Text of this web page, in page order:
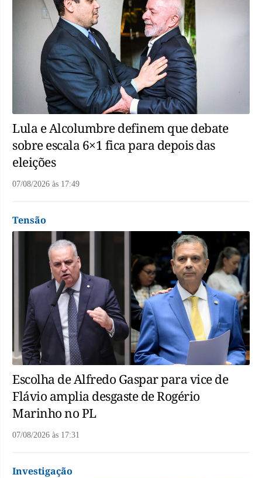
Lula e Alcolumbre definem que debate
sobre escala 6×1 fica para depois das
eleições
07/08/2026 às 17:49
Tensão
Escolha de Alfredo Gaspar para vice de
Flávio amplia desgaste de Rogério
Marinho no PL
07/08/2026 às 17:31
Investigação